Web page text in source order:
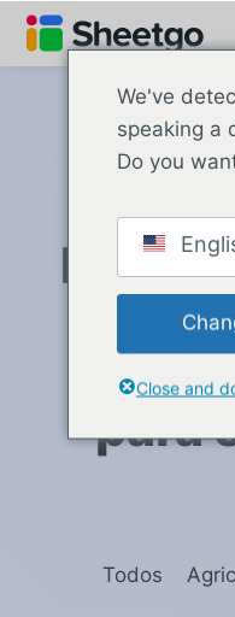
de
hojas
para
Todos
We've
speaking a
Do you
Close and